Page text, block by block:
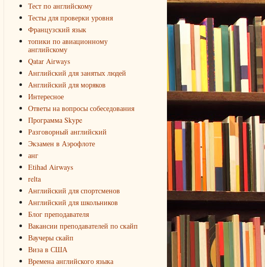
Тест по английскому
Тесты для проверки уровня
Французский язык
топики по авиационному
английскому
Qatar Airways
Английский для занятых людей
Английский для моряков
Интересное
Ответы на вопросы собеседования
Программа Skype
Разговорный английский
Экзамен в Аэрофлоте
анг
Etihad Airways
relta
Английский для спортсменов
Английский для школьников
Блог преподавателя
Вакансии преподавателей по скайп
Ваучеры скайп
Виза в США
Времена английского языка